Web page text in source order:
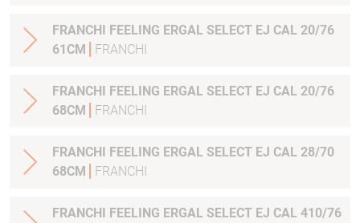
FRANCHI FEELING ERGAL SELECT EJ CAL 20/76
61CM
FRANCHI
FRANCHI FEELING ERGAL SELECT EJ CAL 20/76
68CM
FRANCHI
FRANCHI FEELING ERGAL SELECT EJ CAL 28/70
68CM
FRANCHI
FRANCHI FEELING ERGAL SELECT EJ CAL 410/76